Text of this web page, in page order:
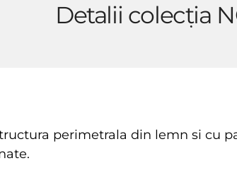
Detalii colecția
perimetrala din lemn si cu